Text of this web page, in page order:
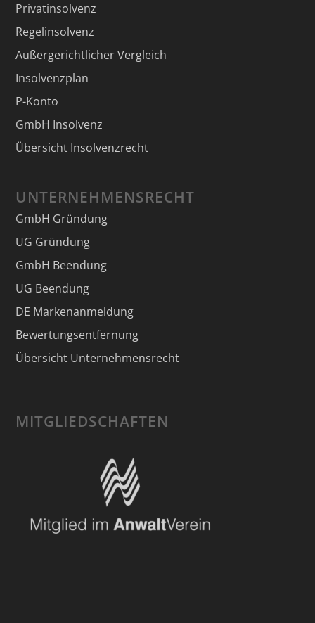
Privatinsolvenz
Regelinsolvenz
Außergerichtlicher Vergleich
Insolvenzplan
P-Konto
GmbH Insolvenz
Übersicht Insolvenzrecht
UNTERNEHMENSRECHT
GmbH Gründung
UG Gründung
GmbH Beendung
UG Beendung
DE Markenanmeldung
Bewertungsentfernung
Übersicht Unternehmensrecht
MITGLIEDSCHAFTEN